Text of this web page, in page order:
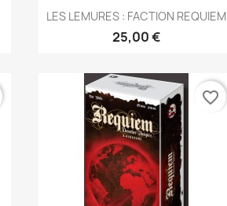
Aperçu rapide
LES LEMURES : FACTION REQUIEM
25,00 €
favorite_border